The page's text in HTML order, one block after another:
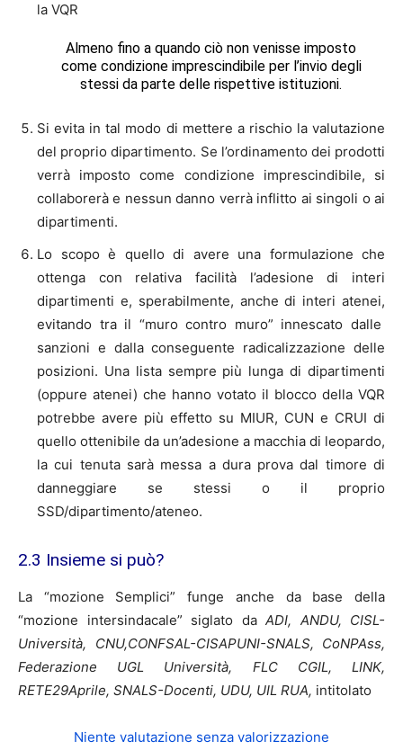
la VQR
Almeno fino a quando ciò non venisse imposto
come condizione imprescindibile per l’invio degli
stessi da parte delle rispettive istituzioni.
Si evita in tal modo di mettere a rischio la valutazione
del proprio dipartimento. Se l’ordinamento dei prodotti
verrà imposto come condizione imprescindibile, si
collaborerà e nessun danno verrà inflitto ai singoli o ai
dipartimenti.
Lo scopo è quello di avere una formulazione che
ottenga con relativa facilità l’adesione di interi
dipartimenti e, sperabilmente, anche di interi atenei,
evitando tra il “muro contro muro” innescato dalle
sanzioni e dalla conseguente radicalizzazione delle
posizioni. Una lista sempre più lunga di dipartimenti
(oppure atenei) che hanno votato il blocco della VQR
potrebbe avere più effetto su MIUR, CUN e CRUI di
quello ottenibile da un’adesione a macchia di leopardo,
la cui tenuta sarà messa a dura prova dal timore di
danneggiare se stessi o il proprio
SSD/dipartimento/ateneo.
2.3 Insieme si può?
La “mozione Semplici” funge anche da base della
“mozione intersindacale” siglato daADI, ANDU, CISL-
Università, CNU,CONFSAL-CISAPUNI-SNALS, CoNPAss,
Federazione UGL Università, FLC CGIL, LINK,
RETE29Aprile, SNALS-Docenti, UDU, UIL RUA, intitolato
Niente valutazione senza valorizzazione